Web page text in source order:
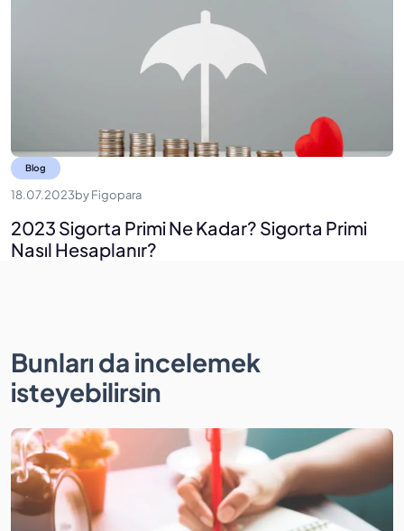
Blog
18.07.2023byFigopara
2023 Sigorta Primi Ne Kadar? Sigorta Primi
Nasıl Hesaplanır?
Bunları da incelemek
isteyebilirsin